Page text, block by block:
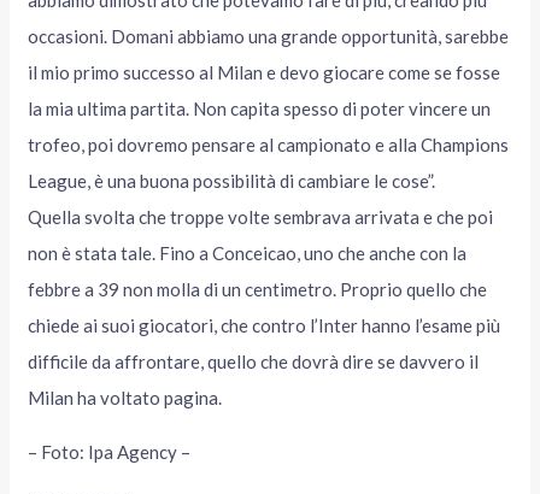
occasioni. Domani abbiamo una grande opportunità, sarebbe
il mio primo successo al Milan e devo giocare come se fosse
la mia ultima partita. Non capita spesso di poter vincere un
trofeo, poi dovremo pensare al campionato e alla Champions
League, è una buona possibilità di cambiare le cose”.
Quella svolta che troppe volte sembrava arrivata e che poi
non è stata tale. Fino a Conceicao, uno che anche con la
febbre a 39 non molla di un centimetro. Proprio quello che
chiede ai suoi giocatori, che contro l’Inter hanno l’esame più
difficile da affrontare, quello che dovrà dire se davvero il
Milan ha voltato pagina.
– Foto: Ipa Agency –